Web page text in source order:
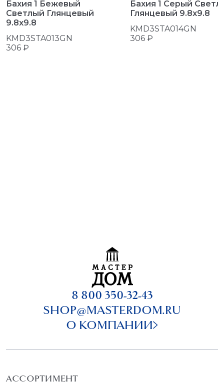
Бахия 1 Бежевый
Светлый Глянцевый
9.8x9.8
KMD3STA013GN
306 ₽
Бахия 1 Серый
Глянцевый 9.8x9.8
KMD3STA014GN
306 ₽
8 800 350-32-43
SHOP@MASTERDOM.RU
О КОМПАНИИ
АССОРТИМЕНТ